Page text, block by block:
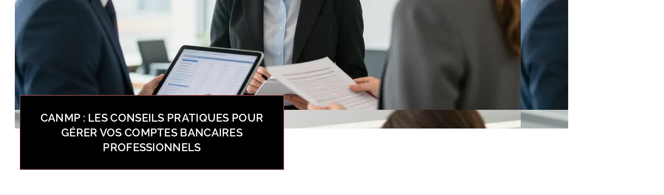
CANMP : LES CONSEILS PRATIQUES POUR
GÉRER VOS COMPTES BANCAIRES
PROFESSIONNELS